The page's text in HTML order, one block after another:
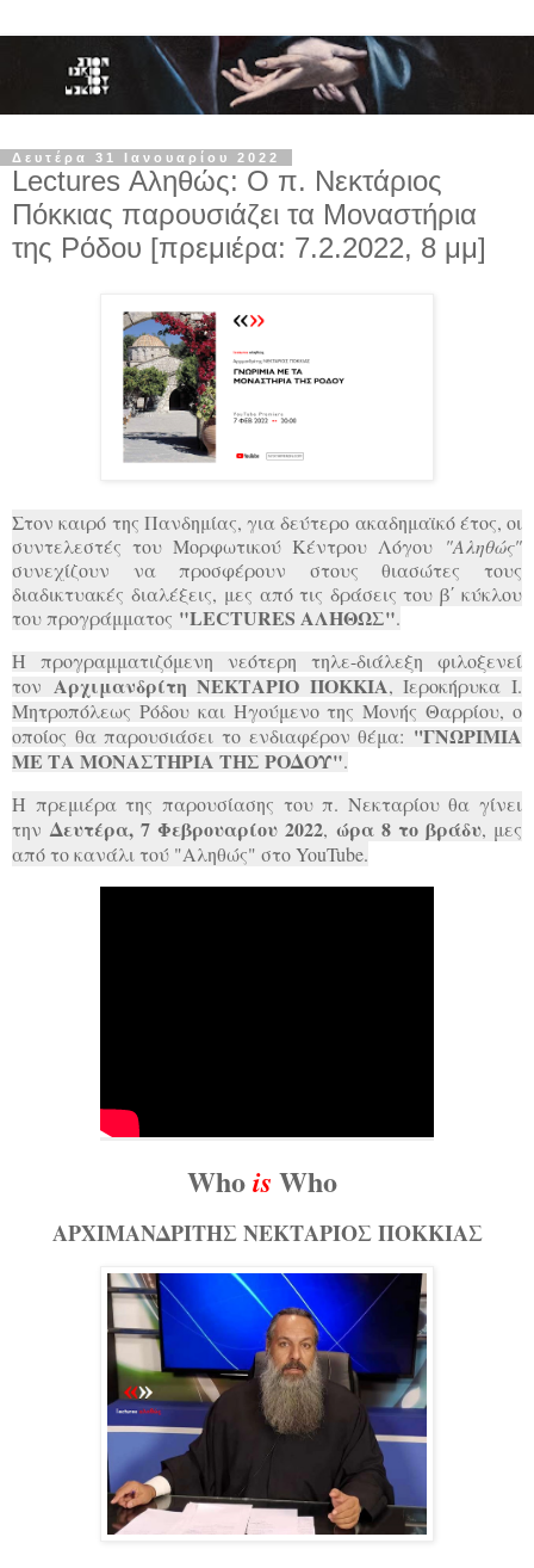
Δευτέρα 31 Ιανουαρίου 2022
Lectures Αληθώς: Ο π. Νεκτάριος
Πόκκιας παρουσιάζει τα Μοναστήρια
της Ρόδου [πρεμιέρα: 7.2.2022, 8 μμ]
Στον καιρό της Πανδημίας, για δεύτερο ακαδημαϊκό έτος, οι
συντελεστές του Μορφωτικού Κέντρου Λόγου "Αληθώς"
συνεχίζουν να προσφέρουν στους θιασώτες τους
διαδικτυακές διαλέξεις, μες από τις δράσεις του β΄ κύκλου
του προγράμματος "LECTURES ΑΛΗΘΩΣ".
Η προγραμματιζόμενη νεότερη τηλε-διάλεξη φιλοξενεί
τον Αρχιμανδρίτη ΝΕΚΤΑΡΙΟ ΠΟΚΚΙΑ, Ιεροκήρυκα Ι.
Μητροπόλεως Ρόδου και Ηγούμενο της Μονής Θαρρίου, ο
οποίος θα παρουσιάσει το ενδιαφέρον θέμα: ''ΓΝΩΡΙΜΙΑ
ΜΕ ΤΑ ΜΟΝΑΣΤΗΡΙΑ ΤΗΣ ΡΟΔΟΥ".
Η πρεμιέρα της παρουσίασης του π. Νεκταρίου θα γίνει
τηνΔευτέρα, 7 Φεβρουαρίου 2022, ώρα 8 το βράδυ, μες
από το κανάλι τού "Αληθώς" στο YouTube.
Whois Who
ΑΡΧΙΜΑΝΔΡΙΤΗΣ ΝΕΚΤΑΡΙΟΣ ΠΟΚΚΙΑΣ